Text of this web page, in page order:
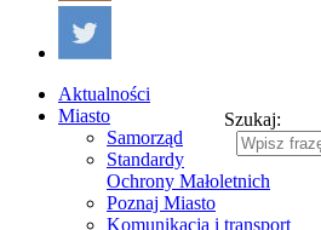
Szukaj:
Aktualności
Miasto
Samorząd
Standardy
Ochrony Małoletnich
Poznaj Miasto
Komunikacja i transport